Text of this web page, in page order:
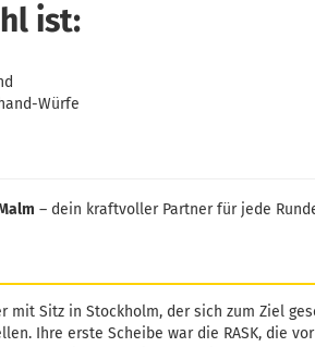
ist:
Würfe
– dein kraftvoller Partner für jede
mit Sitz in Stockholm, der sich zum Ziel
Ihre erste Scheibe war die RASK, die